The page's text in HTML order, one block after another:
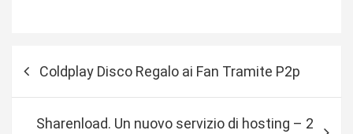
Coldplay Disco Regalo ai Fan Tramite P2p
Sharenload. Un nuovo servizio di hosting – 2